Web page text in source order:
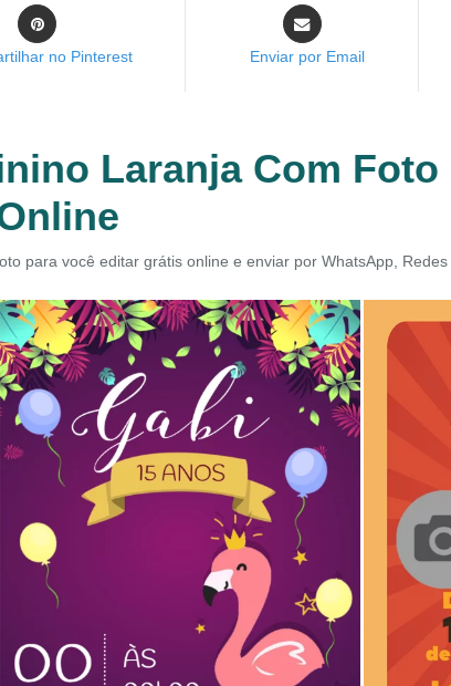
no Pinterest Enviar por Email
Laranja Com Foto
para você editar grátis online e enviar por WhatsApp, Redes